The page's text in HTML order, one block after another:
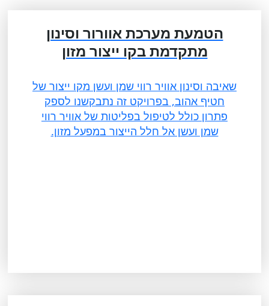
הטמעת מערכת אוורור וסינון
מתקדמת בקו ייצור מזון
שאיבה וסינון אוויר רווי שמן ועשן מקו ייצור של
חטיף אהוב, בפרויקט זה נתבקשנו לספק
פתרון כולל לטיפול בפליטות של אוויר רווי
שמן ועשן אל חלל הייצור במפעל מזון.